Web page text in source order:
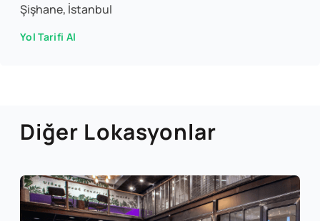
Şişhane, İstanbul
Yol Tarifi Al
Diğer Lokasyonlar